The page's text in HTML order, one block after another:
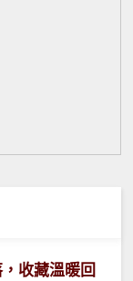
收藏溫暖回